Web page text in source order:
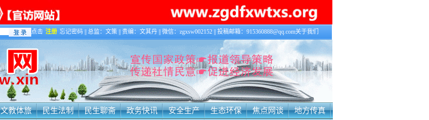
点击 注册 忘记密码 || 总监：文策 || 责编：文其丹 || 微信：zgxsw002152 || 投稿邮箱：915360888@qq.com关于我们
文教体旅 民生法制 民生聊斋 政务快讯 安全生产 生态环保 焦点网谈
地方传真